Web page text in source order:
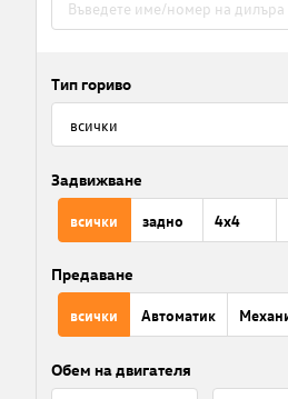
Тип гориво
Задвижване
всички задно 4x4
Предаване
всички Автоматик
Обем на двигателя